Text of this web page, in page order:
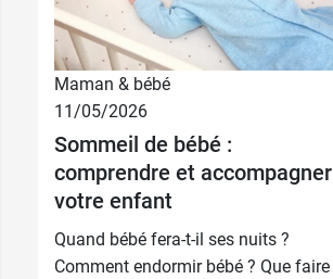
9 CH
Maman & bébé
11/05/2026
Sommeil de bébé :
comprendre et accompagner
votre enfant
Quand bébé fera-t-il ses nuits ?
Comment endormir bébé ? Que faire